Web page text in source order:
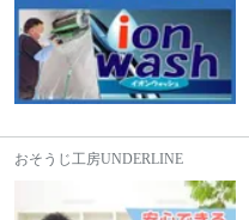
おそうじ工房UNDERLINE